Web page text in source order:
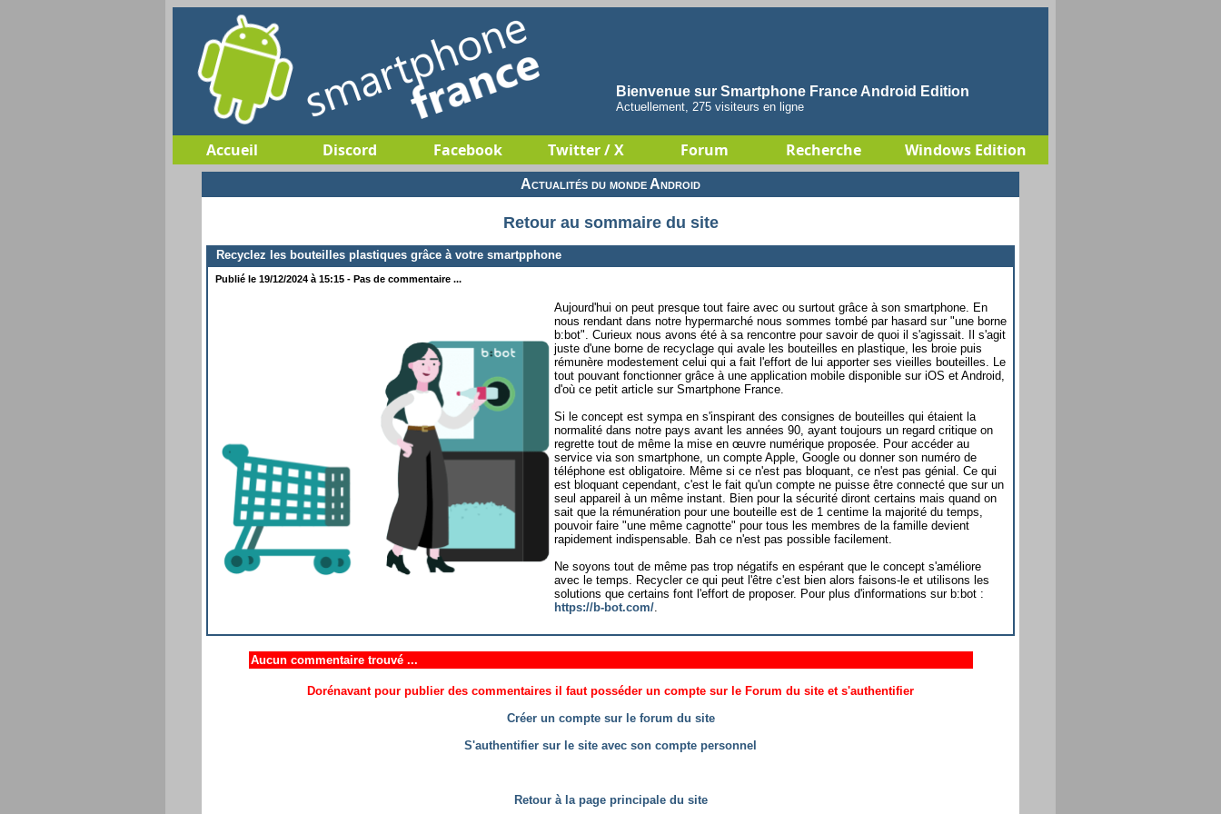
Bienvenue sur Smartphone France Android Edition
Actuellement, 275 visiteurs en ligne
Accueil Discord Facebook Twitter / X Forum Recherche Windows Edition
Actualités du monde Android
Retour au sommaire du site
Recyclez les bouteilles plastiques grâce à votre smartpphone
Publié le 19/12/2024 à 15:15 - Pas de commentaire ...
Aujourd'hui on peut presque tout faire avec ou surtout grâce à son smartphone. En
nous rendant dans notre hypermarché nous sommes tombé par hasard sur "une borne
b:bot". Curieux nous avons été à sa rencontre pour savoir de quoi il s'agissait. Il s'agit
juste d'une borne de recyclage qui avale les bouteilles en plastique, les broie puis
rémunère modestement celui qui a fait l'effort de lui apporter ses vieilles bouteilles. Le
tout pouvant fonctionner grâce à une application mobile disponible sur iOS et Android,
d'où ce petit article sur Smartphone France.
Si le concept est sympa en s'inspirant des consignes de bouteilles qui étaient la
normalité dans notre pays avant les années 90, ayant toujours un regard critique on
regrette tout de même la mise en œuvre numérique proposée. Pour accéder au
service via son smartphone, un compte Apple, Google ou donner son numéro de
téléphone est obligatoire. Même si ce n'est pas bloquant, ce n'est pas génial. Ce qui
est bloquant cependant, c'est le fait qu'un compte ne puisse être connecté que sur un
seul appareil à un même instant. Bien pour la sécurité diront certains mais quand on
sait que la rémunération pour une bouteille est de 1 centime la majorité du temps,
pouvoir faire "une même cagnotte" pour tous les membres de la famille devient
rapidement indispensable. Bah ce n'est pas possible facilement.
Ne soyons tout de même pas trop négatifs en espérant que le concept s'améliore
avec le temps. Recycler ce qui peut l'être c'est bien alors faisons-le et utilisons les
solutions que certains font l'effort de proposer. Pour plus d'informations sur b:bot :
https://b-bot.com/
Aucun commentaire trouvé ...
Dorénavant pour publier des commentaires il faut posséder un compte sur le Forum du site et s'authentifier
Créer un compte sur le forum du site
S'authentifier sur le site avec son compte personnel
Retour à la page principale du site